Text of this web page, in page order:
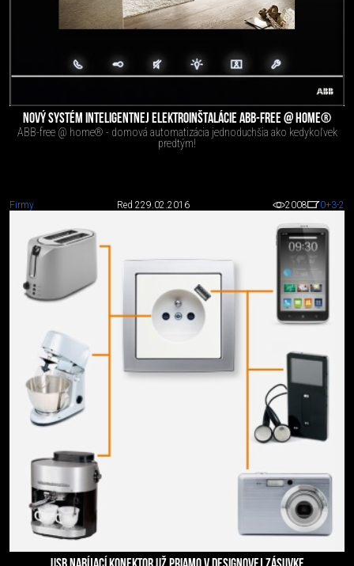
NOVÝ SYSTÉM INTELIGENTNEJ ELEKTROINŠTALÁCIE ABB-FREE @ HOME®
ABB-free @ home® - domová automatizácia jednoduchšia ako kedykoľvek
predtým!
Firmy Red 229.02.2016 2008 0+3-2